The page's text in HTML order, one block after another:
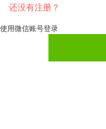
还没有注册？
使用微信账号登录